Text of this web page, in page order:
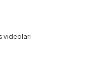
videoları